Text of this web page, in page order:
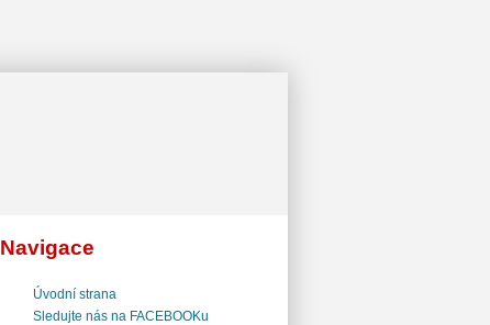
Navigace
Úvodní strana
Sledujte nás na FACEBOOKu